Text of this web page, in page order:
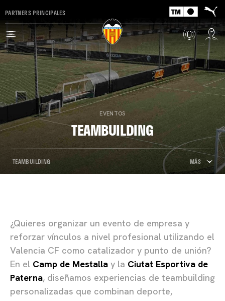
PARTNERS PRINCIPALES
EVENTOS
TEAMBUILDING
TEAMBUILDING MÁS
¿Quieres organizar un evento de empresa y
reforzar vínculos a nivel profesional utilizando el
Valencia CF como catalizador y punto de unión?
En el Camp de Mestalla y la Ciutat Esportiva de
Paterna, diseñamos experiencias de teambuilding
personalizadas que combinan deporte,